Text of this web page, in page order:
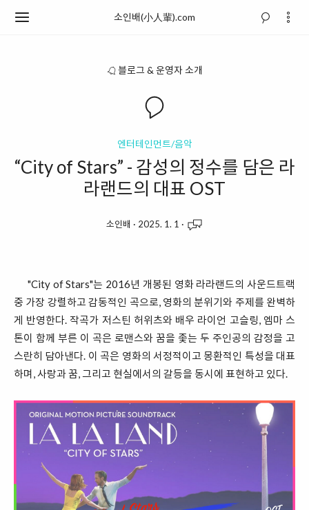
소인배(小人輩).com
블로그 & 운영자 소개
엔터테인먼트/음악
“City of Stars” - 감성의 정수를 담은 라
라랜드의 대표 OST
소인배 · 2025. 1. 1 ·
"City of Stars"는 2016년 개봉된 영화 라라랜드의 사운드트랙
중 가장 강렬하고 감동적인 곡으로, 영화의 분위기와 주제를 완벽하
게 반영한다. 작곡가 저스틴 허위츠와 배우 라이언 고슬링, 엠마 스
톤이 함께 부른 이 곡은 로맨스와 꿈을 좇는 두 주인공의 감정을 고
스란히 담아낸다. 이 곡은 영화의 서정적이고 몽환적인 특성을 대표
하며, 사랑과 꿈, 그리고 현실에서의 갈등을 동시에 표현하고 있다.